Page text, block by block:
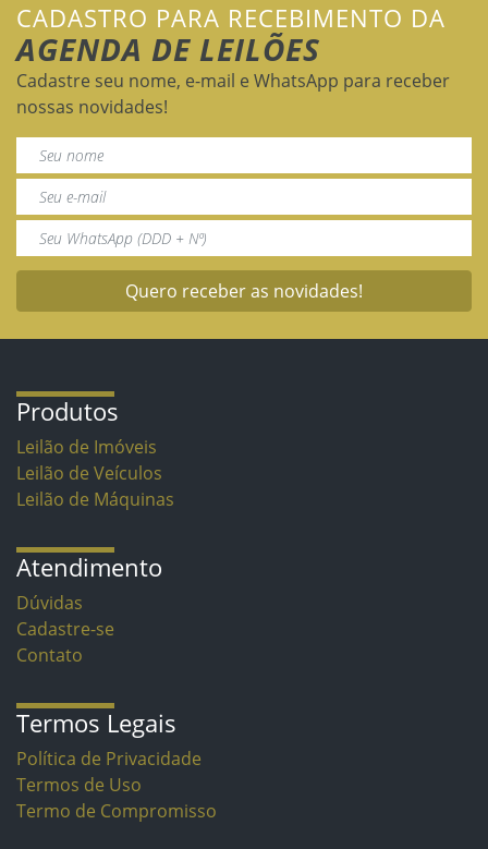
CADASTRO PARA RECEBIMENTO DA
AGENDA DE LEILÕES
Cadastre seu nome, e-mail e WhatsApp para receber
nossas novidades!
Quero receber as novidades!
Produtos
Leilão de Imóveis
Leilão de Veículos
Leilão de Máquinas
Atendimento
Dúvidas
Cadastre-se
Contato
Termos Legais
Política de Privacidade
Termos de Uso
Termo de Compromisso